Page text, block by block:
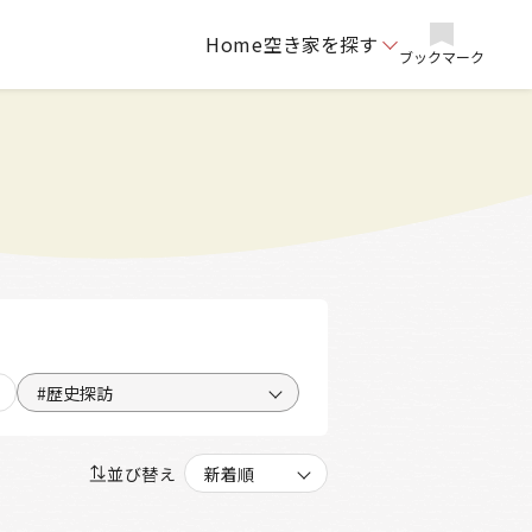
Home空き家を探す ブックマーク
#歴史探訪
並び替え